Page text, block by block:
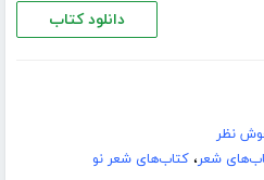
دانلود کتاب
نظر
شعر،کتاب‌های شعر نو